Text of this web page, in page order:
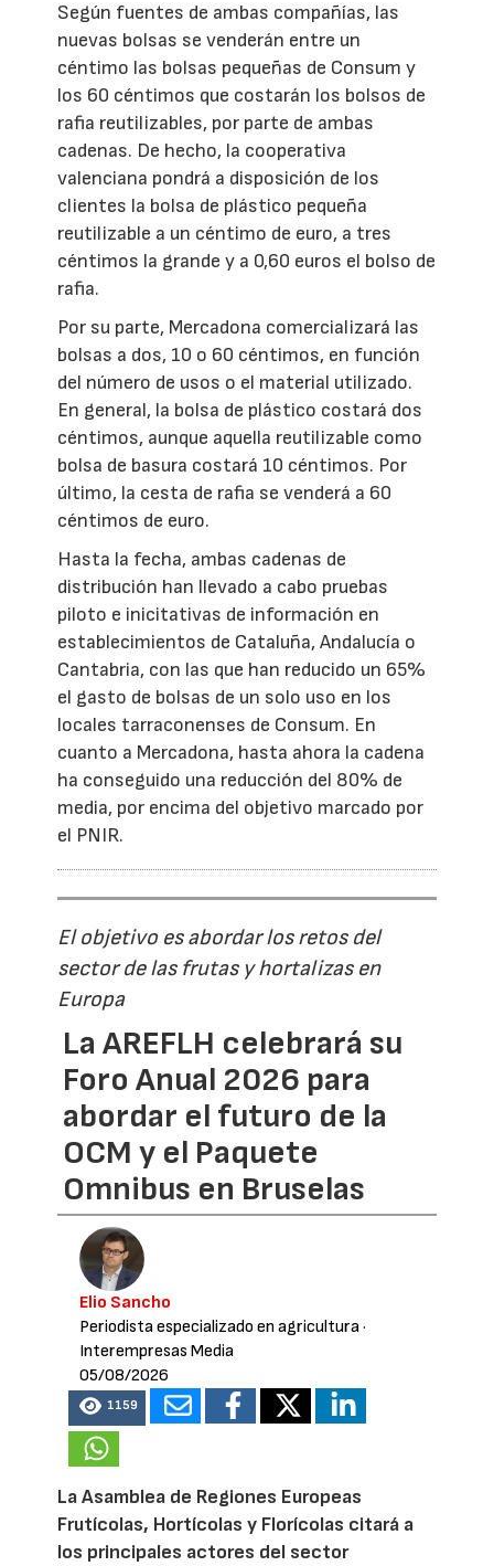
Según fuentes de ambas compañías, las
nuevas bolsas se venderán entre un
céntimo las bolsas pequeñas de Consum y
los 60 céntimos que costarán los bolsos de
rafia reutilizables, por parte de ambas
cadenas. De hecho, la cooperativa
valenciana pondrá a disposición de los
clientes la bolsa de plástico pequeña
reutilizable a un céntimo de euro, a tres
céntimos la grande y a 0,60 euros el bolso de
rafia.
Por su parte, Mercadona comercializará las
bolsas a dos, 10 o 60 céntimos, en función
del número de usos o el material utilizado.
En general, la bolsa de plástico costará dos
céntimos, aunque aquella reutilizable como
bolsa de basura costará 10 céntimos. Por
último, la cesta de rafia se venderá a 60
céntimos de euro.
Hasta la fecha, ambas cadenas de
distribución han llevado a cabo pruebas
piloto e inicitativas de información en
establecimientos de Cataluña, Andalucía o
Cantabria, con las que han reducido un 65%
el gasto de bolsas de un solo uso en los
locales tarraconenses de Consum. En
cuanto a Mercadona, hasta ahora la cadena
ha conseguido una reducción del 80% de
media, por encima del objetivo marcado por
el PNIR.
El objetivo es abordar los retos del
sector de las frutas y hortalizas en
Europa
La AREFLH celebrará su
Foro Anual 2026 para
abordar el futuro de la
OCM y el Paquete
Omnibus en Bruselas
Elio Sancho
Periodista especializado en agricultura·
Interempresas Media
05/08/2026
1159
La Asamblea de Regiones Europeas
Frutícolas, Hortícolas y Florícolas citará a
los principales actores del sector